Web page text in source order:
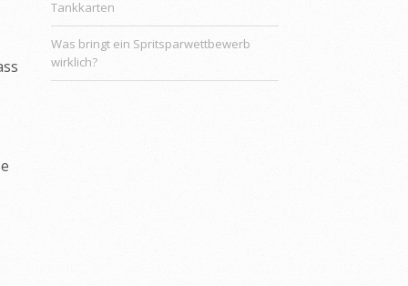
Tankkarten
Was bringt ein Spritsparwettbewerb
wirklich?